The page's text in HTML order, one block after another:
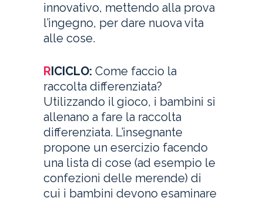
innovativo, mettendo alla prova
l’ingegno, per dare nuova vita
alle cose.
RICICLO: Come faccio la
raccolta differenziata?
Utilizzando il gioco, i bambini si
allenano a fare la raccolta
differenziata. L’insegnante
propone un esercizio facendo
una lista di cose (ad esempio le
confezioni delle merende) di
cui i bambini devono esaminare